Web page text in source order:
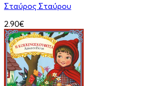
Σταύρος Σταύρου
2.90€